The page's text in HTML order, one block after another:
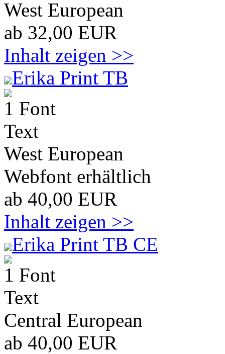
West European
ab 32,00 EUR
Inhalt zeigen >>
Erika Print TB
1 Font
Text
West European
Webfont erhältlich
ab 40,00 EUR
Inhalt zeigen >>
Erika Print TB CE
1 Font
Text
Central European
ab 40,00 EUR